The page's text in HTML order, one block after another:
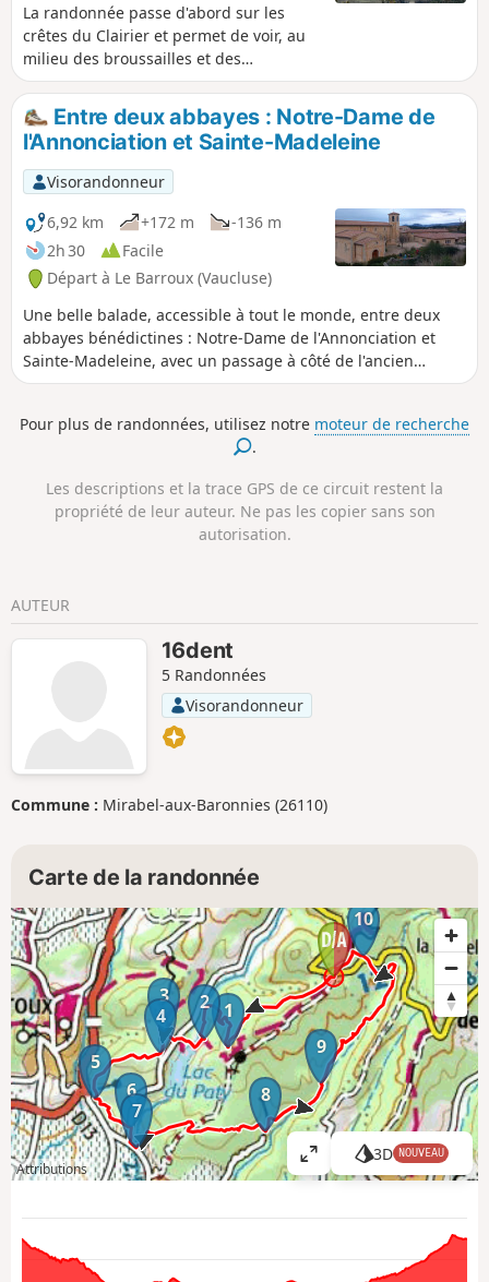
La randonnée passe d'abord sur les
crêtes du Clairier et permet de voir, au
milieu des broussailles et des
pierrailles, les traces de l'ancien
oppidum envahi par une végétation. On
continue ensuite sur les crêtes des
Gippières avec de jolis points de vue sur
les Dentelles de Montmirail, le Saint
Amand, le Barroux, les Abbayes Notre-
Dame-de l'Annonciation et la Sainte
Madeleine. Passage à côté des ruines
d’un curieux aqueduc du XIXe siècle
avec ses arches circulaires qui
alimentait en eau le Barroux.
Entre deux abbayes : Notre-Dame de
l'Annonciation et Sainte-Madeleine
Visorandonneur
6,92 km
+172 m
-136 m
2h 30
Facile
Départ à Le Barroux (Vaucluse)
Une belle balade, accessible à tout le monde, entre deux
abbayes bénédictines : Notre-Dame de l'Annonciation et
Sainte-Madeleine, avec un passage à côté de l'ancien
aqueduc du 19e siècle qui alimentait en eau le Barroux.
Montmirail, Saint-Amand, château du Barroux et le Ventoux.
Pour plus de randonnées, utilisez notre moteur de recherche
.
Les descriptions et la trace GPS de ce circuit restent la
propriété de leur auteur. Ne pas les copier sans son
autorisation.
AUTEUR
16dent
5 Randonnées
Visorandonneur
Commune : Mirabel-aux-Baronnies (26110)
Carte de la randonnée
1
2
3
4
5
6
7
8
9
10
Attributions
A
ff
h
3D NOUVEAU